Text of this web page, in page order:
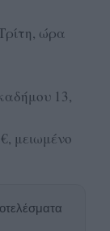
ώρα
13,
μειωμένο